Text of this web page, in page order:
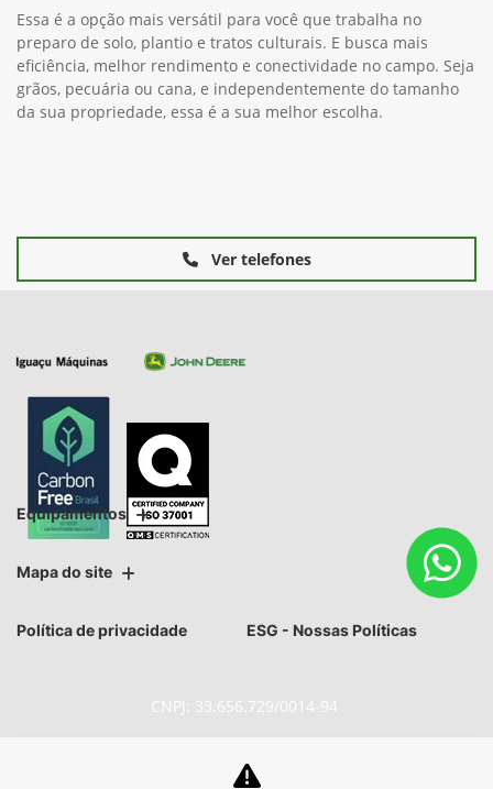
Essa é a opção mais versátil para você que trabalha no
preparo de solo, plantio e tratos culturais. E busca mais
eficiência, melhor rendimento e conectividade no campo. Seja
grãos, pecuária ou cana, e independentemente do tamanho
da sua propriedade, essa é a sua melhor escolha.
Ver telefones
Equipamentos
Mapa do site
Política de privacidade ESG - Nossas Políticas
CNPJ: 33.656.729/0014-94